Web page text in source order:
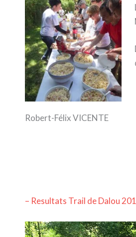
Robert-Félix VICENTE
– Resultats Trail de Dalou